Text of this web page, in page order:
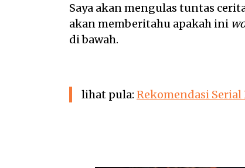
Saya akan mengulas tuntas
akan memberitahu apakah ini
di bawah.
lihat pula: Rekomendasi Serial